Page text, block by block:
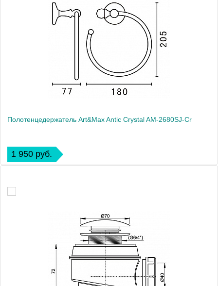
Полотенцедержатель Art&Max Antic Crystal AM-2680SJ-Cr
1 950 руб.